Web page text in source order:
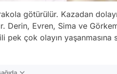
götürülür. Kazadan
Derin, Evren, Sima ve
pek çok olayın yaşanmasına